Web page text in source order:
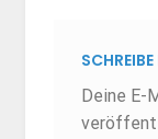
Deine E-